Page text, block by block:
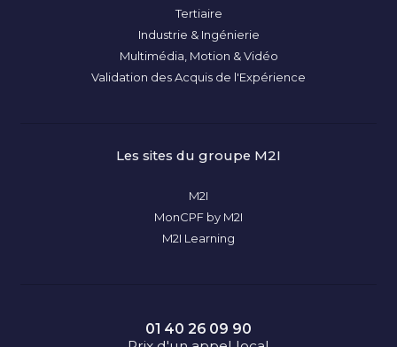
Tertiaire
Industrie & Ingénierie
Multimédia, Motion & Vidéo
Validation des Acquis de l'Expérience
Les sites du groupe M2I
M2I
MonCPF by M2I
M2I Learning
01 40 26 09 90